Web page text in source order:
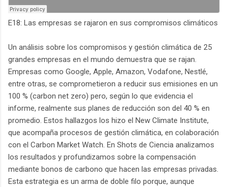
E18: Las empresas se rajaron en sus compromisos climáticos
Un análisis sobre los compromisos y gestión climática de 25
grandes empresas en el mundo demuestra que se rajan.
Empresas como Google, Apple, Amazon, Vodafone, Nestlé,
entre otras, se comprometieron a reducir sus emisiones en un
100 % (carbon net zero) pero, según lo que evidencia el
informe, realmente sus planes de reducción son del 40 % en
promedio. Estos hallazgos los hizo el New Climate Institute,
que acompaña procesos de gestión climática, en colaboración
con el Carbon Market Watch. En Shots de Ciencia analizamos
los resultados y profundizamos sobre la compensación
mediante bonos de carbono que hacen las empresas privadas.
Esta estrategia es un arma de doble filo porque, aunque